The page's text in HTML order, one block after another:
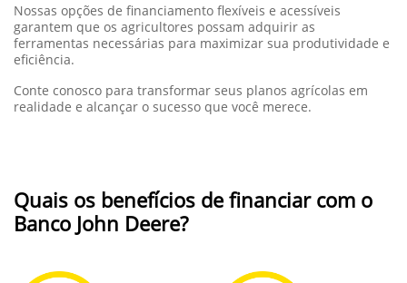
Nossas opções de financiamento flexíveis e acessíveis
garantem que os agricultores possam adquirir as
ferramentas necessárias para maximizar sua produtividade e
eficiência.
Conte conosco para transformar seus planos agrícolas em
realidade e alcançar o sucesso que você merece.
Quais os benefícios de financiar com o
Banco John Deere?